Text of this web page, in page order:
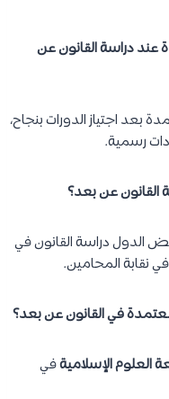
دراسة القانون عن
اجتياز الدورات بنجاح،
رسمية.
الدول دراسة القانون في
نقابة المحامين.
العلوم الإسلاميةفي